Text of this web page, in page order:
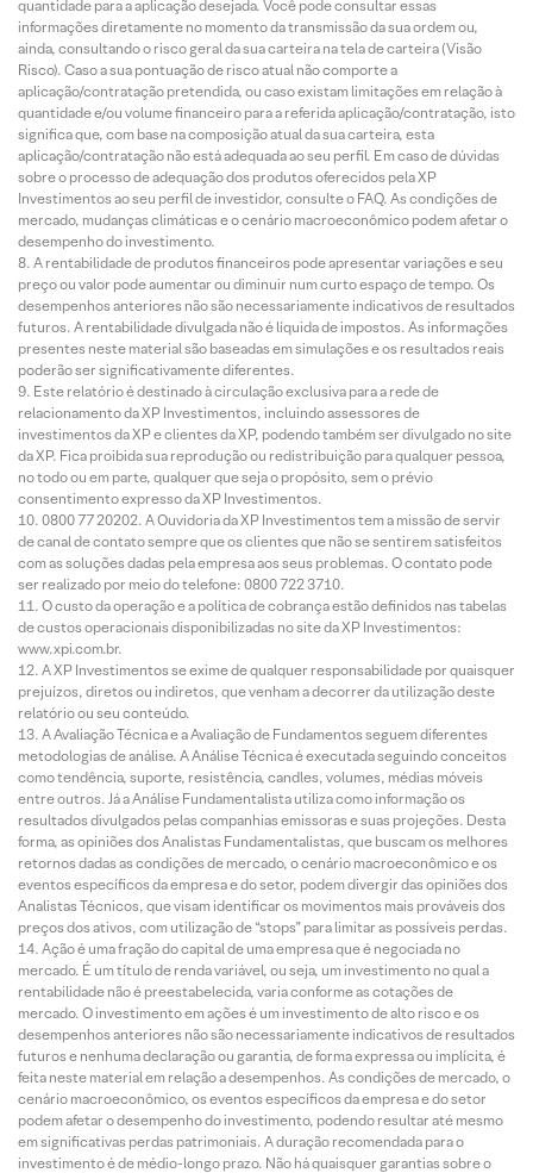
quantidade para a aplicação desejada. Você pode consultar essas
informações diretamente no momento da transmissão da sua ordem ou,
ainda, consultando o risco geral da sua carteira na tela de carteira (Visão
Risco). Caso a sua pontuação de risco atual não comporte a
aplicação/contratação pretendida, ou caso existam limitações em relação à
quantidade e/ou volume financeiro para a referida aplicação/contratação, isto
significa que, com base na composição atual da sua carteira, esta
aplicação/contratação não está adequada ao seu perfil. Em caso de dúvidas
sobre o processo de adequação dos produtos oferecidos pela XP
Investimentos ao seu perfil de investidor, consulte o FAQ. As condições de
mercado, mudanças climáticas e o cenário macroeconômico podem afetar o
desempenho do investimento.
A rentabilidade de produtos financeiros pode apresentar variações e seu
preço ou valor pode aumentar ou diminuir num curto espaço de tempo. Os
desempenhos anteriores não são necessariamente indicativos de resultados
futuros. A rentabilidade divulgada não é líquida de impostos. As informações
presentes neste material são baseadas em simulações e os resultados reais
poderão ser significativamente diferentes.
Este relatório é destinado à circulação exclusiva para a rede de
relacionamento da XP Investimentos, incluindo assessores de
investimentos da XP e clientes da XP, podendo também ser divulgado no site
da XP. Fica proibida sua reprodução ou redistribuição para qualquer pessoa,
no todo ou em parte, qualquer que seja o propósito, sem o prévio
consentimento expresso da XP Investimentos.
0800 77 20202. A Ouvidoria da XP Investimentos tem a missão de servir
de canal de contato sempre que os clientes que não se sentirem satisfeitos
com as soluções dadas pela empresa aos seus problemas. O contato pode
ser realizado por meio do telefone: 0800 722 3710.
O custo da operação e a política de cobrança estão definidos nas tabelas
de custos operacionais disponibilizadas no site da XP Investimentos:
www.xpi.com.br.
A XP Investimentos se exime de qualquer responsabilidade por quaisquer
prejuízos, diretos ou indiretos, que venham a decorrer da utilização deste
relatório ou seu conteúdo.
A Avaliação Técnica e a Avaliação de Fundamentos seguem diferentes
metodologias de análise. A Análise Técnica é executada seguindo conceitos
como tendência, suporte, resistência, candles, volumes, médias móveis
entre outros. Já a Análise Fundamentalista utiliza como informação os
resultados divulgados pelas companhias emissoras e suas projeções. Desta
forma, as opiniões dos Analistas Fundamentalistas, que buscam os melhores
retornos dadas as condições de mercado, o cenário macroeconômico e os
eventos específicos da empresa e do setor, podem divergir das opiniões dos
Analistas Técnicos, que visam identificar os movimentos mais prováveis dos
preços dos ativos, com utilização de “stops” para limitar as possíveis perdas.
Ação é uma fração do capital de uma empresa que é negociada no
mercado. É um título de renda variável, ou seja, um investimento no qual a
rentabilidade não é preestabelecida, varia conforme as cotações de
mercado. O investimento em ações é um investimento de alto risco e os
desempenhos anteriores não são necessariamente indicativos de resultados
futuros e nenhuma declaração ou garantia, de forma expressa ou implícita, é
feita neste material em relação a desempenhos. As condições de mercado, o
cenário macroeconômico, os eventos específicos da empresa e do setor
podem afetar o desempenho do investimento, podendo resultar até mesmo
em significativas perdas patrimoniais. A duração recomendada para o
investimento é de médio-longo prazo. Não há quaisquer garantias sobre o